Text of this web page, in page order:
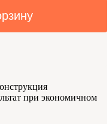
при экономичном